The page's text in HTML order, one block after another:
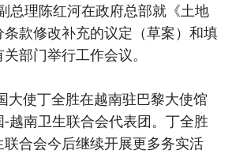
总理陈红河在政府总部就《土地
款修改补充的议定（草案）和填
部门举行工作会议。
大使丁全胜在越南驻巴黎大使馆
越南卫生联合会代表团。丁全胜
合会今后继续开展更多务实活